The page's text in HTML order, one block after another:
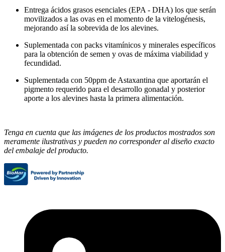
Entrega ácidos grasos esenciales (EPA - DHA) los que serán
movilizados a las ovas en el momento de la vitelogénesis,
mejorando así la sobrevida de los alevines.
Suplementada con packs vitamínicos y minerales específicos
para la obtención de semen y ovas de máxima viabilidad y
fecundidad.
Suplementada con 50ppm de Astaxantina que aportarán el
pigmento requerido para el desarrollo gonadal y posterior
aporte a los alevines hasta la primera alimentación.
Tenga en cuenta que las imágenes de los productos mostrados son
meramente ilustrativas y pueden no corresponder al diseño exacto
del embalaje del producto.